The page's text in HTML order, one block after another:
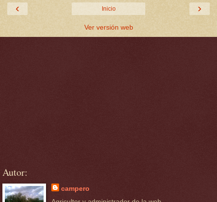
‹ ›
Inicio
Ver versión web
Autor:
campero